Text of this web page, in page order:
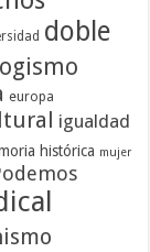
doble
europa
igualdad
histórica mujer